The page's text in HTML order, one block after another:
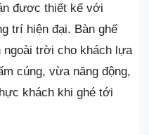
được thiết kế với
trí hiện đại. Bàn ghế
ngoài trời cho khách lựa
cúng, vừa năng động,
khách khi ghé tới